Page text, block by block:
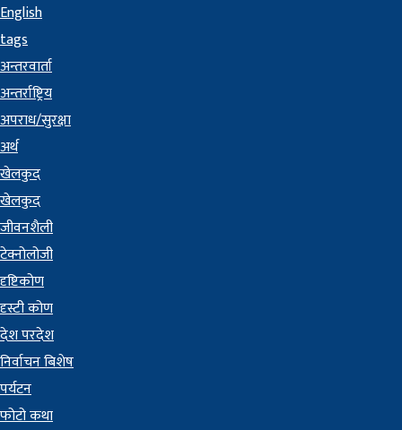
English
tags
अन्तरवार्ता
अन्तर्राष्ट्रिय
अपराध/सुरक्षा
अर्थ
खेलकुद
खेलकुद
जीवनशैली
टेक्नोलोजी
दृष्टिकोण
दृस्टी कोण
देश परदेश
निर्वाचन बिशेष
पर्यटन
फोटो कथा